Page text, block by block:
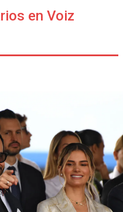
en Voiz